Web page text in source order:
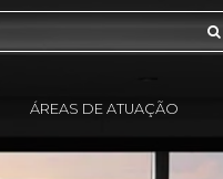
ÁREAS DE ATUAÇÃO